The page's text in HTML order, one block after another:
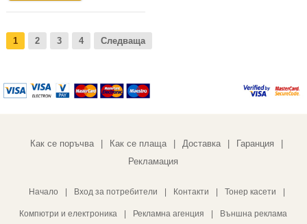
1 2 3 4 Следваща
Как се поръчва Как се плаща Доставка Гаранция
Рекламация
Начало | Вход за потребители | Контакти | Тонер касети |
Компютри и електроника | Рекламна агенция | Външна реклама